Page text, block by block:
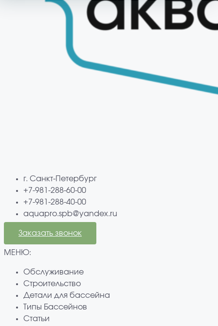
г. Санкт-Петербург
+7-981-288-60-00
+7-981-288-40-00
aquapro.spb@yandex.ru
Заказать звонок
МЕНЮ:
Обслуживание
Строительство
Детали для бассейна
Типы Бассейнов
Статьи